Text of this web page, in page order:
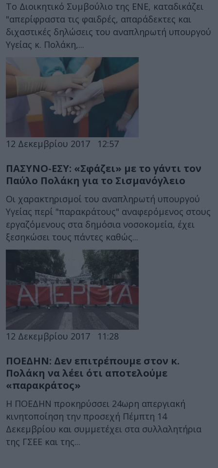
Το Διοικητικό Συμβούλιο της ΕΝΕ, καταδικάζει
"απερίφραστα τις φαιδρές, απαράδεκτες και
διχαστικές δηλώσεις του αναπληρωτή υπουργού
Υγείας κ. Πολάκη,...
12 Δεκεμβρίου 2017 12:57
ΠΑΣΥΝΟ-ΕΣΥ: «Σφάζει» με το γάντι τον
Παύλο Πολάκη για το Σισμανόγλειο
Οι χαρακτηρισμοί του αναπληρωτή υπουργού
Υγείας περί "παρακράτους" αναφερόμενος στους
εργαζόμενους στα δημόσια νοσοκομεία, έχει
ξεσηκώσει τους πάντες καθώς...
12 Δεκεμβρίου 2017 11:28
ΠΟΕΔΗΝ: Δεν επιτρέπουμε στον κ.
Πολάκη να λέει ότι αποτελούμε
«παρακράτος»
Η ΠΟΕΔΗΝ προκηρύσσει 24ωρη απεργιακή
κινητοποίηση την προσεχή Πέμπτη 14
Δεκεμβρίου και συμμετέχει στα συλλαλητήρια
της ΓΣΕΕ και της...